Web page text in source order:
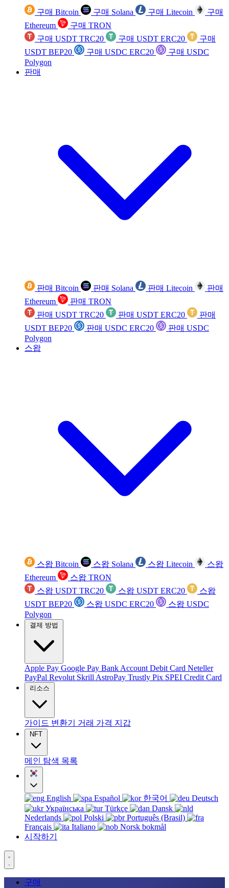
구매 Bitcoin 구매 Solana 구매 Litecoin
구매
Ethereum
구매 TRON
구매 USDT TRC20
구매 USDT ERC20
구매
USDT BEP20
구매 USDC ERC20
구매 USDC
Polygon
판매
판매 Bitcoin 판매 Solana 판매 Litecoin
판매
Ethereum
판매 TRON
판매 USDT TRC20
판매 USDT ERC20
판매
USDT BEP20
판매 USDC ERC20
판매 USDC
Polygon
스왑
스왑 Bitcoin 스왑 Solana 스왑 Litecoin
스왑
Ethereum
스왑 TRON
스왑 USDT TRC20
스왑 USDT ERC20
스왑
USDT BEP20
스왑 USDC ERC20
스왑 USDC
Polygon
결제 방법
Apple Pay Google Pay Bank Account Debit Card Neteller
PayPal Revolut Skrill AstroPay Trustly Pix SPEI Credit Card
리소스
가이드 변환기 거래 가격 지갑
NFT
메인 탐색 목록
English Español 한국어
Deutsch
Українська
Türkçe
Dansk
Nederlands
Polski
Português (Brasil)
Français
Italiano
Norsk bokmål
시작하기
구매